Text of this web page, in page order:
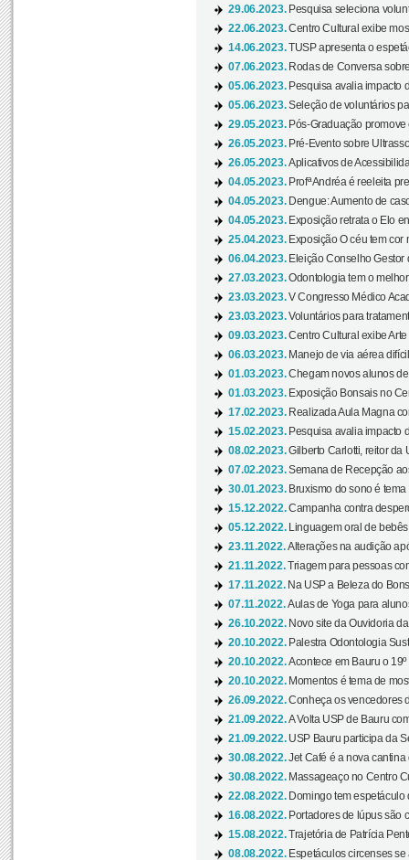
29.06.2023. Pesquisa seleciona
22.06.2023.Centro Cultural exibe
14.06.2023.TUSP apresenta o
07.06.2023. Rodas de Conversa
05.06.2023. Pesquisa avalia impacto
05.06.2023.Seleção de voluntários
29.05.2023. Pós-Graduação
26.05.2023. Pré-Evento sobre
26.05.2023.Aplicativos de
04.05.2023. Profª Andréa é reeleita
04.05.2023. Dengue: Aumento de
04.05.2023. Exposição retrata o Elo
25.04.2023. Exposição O céu tem cor
06.04.2023. Eleição Conselho Gestor
27.03.2023.Odontologia tem o
23.03.2023.V Congresso Médico
23.03.2023.Voluntários para
09.03.2023.Centro Cultural exibe
06.03.2023. Manejo de via aérea
01.03.2023.Chegam novos alunos
01.03.2023. Exposição Bonsais no
17.02.2023. Realizada Aula Magna
15.02.2023. Pesquisa avalia impacto
08.02.2023.Gilberto Carlotti, reitor da
07.02.2023.Semana de Recepção
30.01.2023. Bruxismo do sono é
15.12.2022.Campanha contra
05.12.2022.
Linguagem oral de
23.11.2022.Alterações na audição
21.11.2022.Triagem para pessoas
17.11.2022. Na USP a Beleza do
07.11.2022.Aulas de Yoga para
26.10.2022. Novo site da Ouvidoria
20.10.2022. Palestra Odontologia
20.10.2022.Acontece em Bauru o 19º
20.10.2022. Momentos é tema de
26.09.2022.Conheça os vencedores
21.09.2022.A Volta USP de Bauru
21.09.2022. USP Bauru participa da
30.08.2022.Jet Café é a nova
30.08.2022. Massageaço no Centro
22.08.2022. Domingo tem espetáculo
16.08.2022. Portadores de lúpus são
15.08.2022.Trajetória de Patrícia
08.08.2022. Espetáculos circenses